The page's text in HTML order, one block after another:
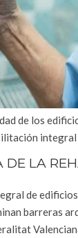
de los
integral
DE LA
de
barreras